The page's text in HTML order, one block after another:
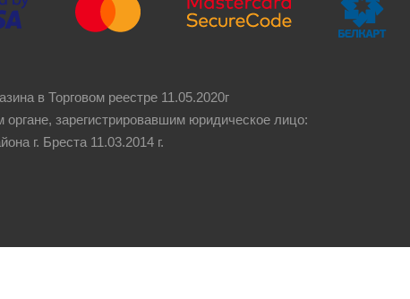
в Торговом реестре 11.05.2020г
зарегистрировавшим юридическое лицо:
г. Бреста 11.03.2014 г.